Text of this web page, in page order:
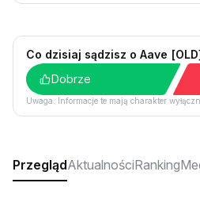
Co dzisiaj sądzisz o Aave
Dobrze
Uwaga: Informacje te mają charakter
PrzeglądAktualnościRanking